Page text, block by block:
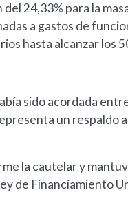
24,33% para la
a gastos de
hasta alcanzar los
sido acordada
un respaldo
la cautelar y
de Financiamiento